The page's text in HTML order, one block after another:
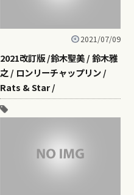
2021/07/09
2021改訂版 /鈴木聖美 / 鈴木雅
之 / ロンリーチャップリン /
Rats & Star /